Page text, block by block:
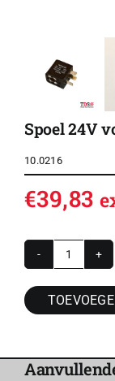
Spoel 24V
10.0216
€39,83
Spoel
24V
voor